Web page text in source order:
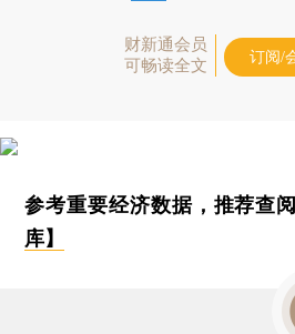
财新通会员
可畅读全文
订阅/
参考重要经济数据，推荐查阅
库】